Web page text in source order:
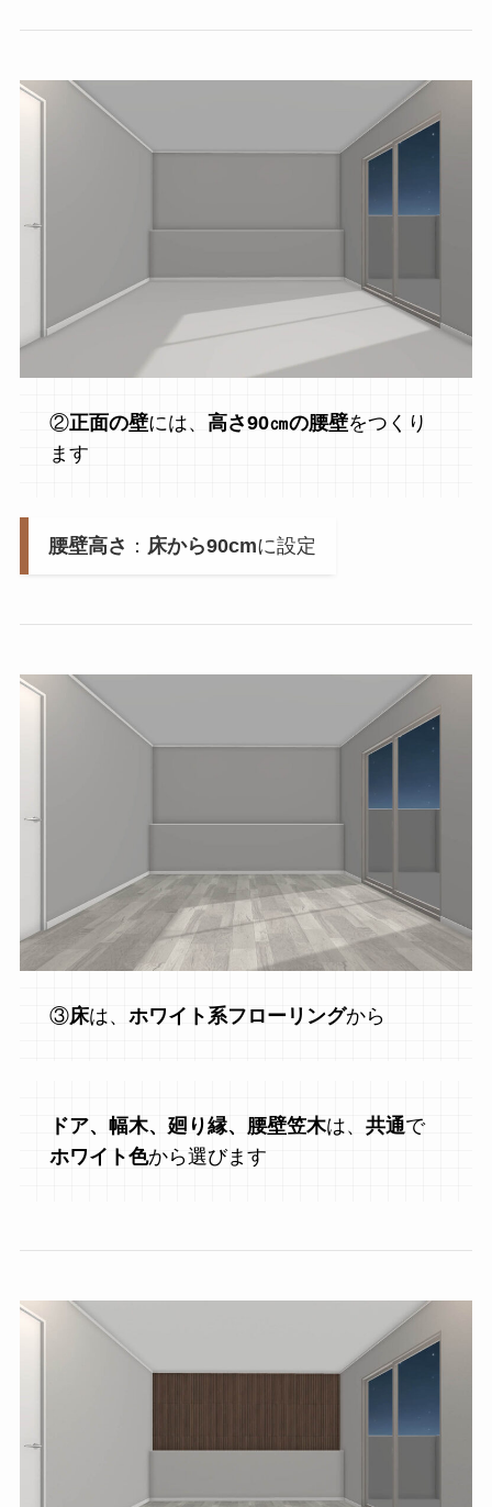
②正面の壁には、 高さ90㎝の腰壁をつくり
ます
腰壁高さ ： 床から90cmに設定
③床は、 ホワイト系フローリングから
ドア、幅木、廻り縁、腰壁笠木は、 共通で
ホワイト色から選びます